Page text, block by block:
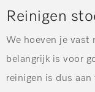
Reinigen
We hoeven je vast
belangrijk is voor
reinigen is dus aan